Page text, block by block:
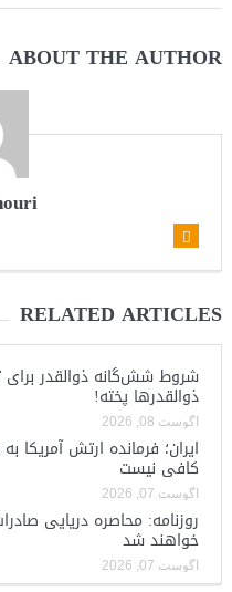
ABOUT THE AUTHOR
RELATED ARTICLES
شروط شش‌گانه ذوالقدر برای
ذوالقدرها پخته!
آگوست 08, 2026
ایران؛ فرمانده ارتش
کافی نیست
آگوست 07, 2026
روزنامه: محاصره دریایی
خواهند شد
آگوست 07, 2026